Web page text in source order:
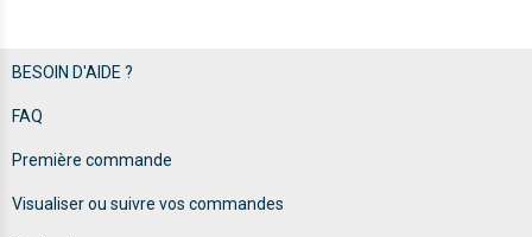
BESOIN D'AIDE ?
FAQ
Première commande
Visualiser ou suivre vos commandes